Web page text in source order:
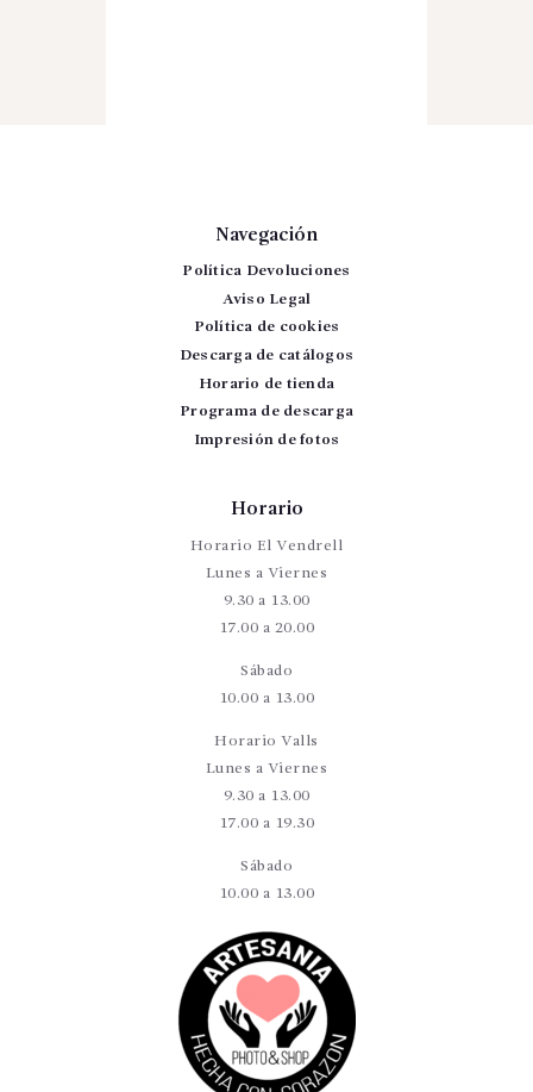
Navegación
Política Devoluciones
Aviso Legal
Política de cookies
Descarga de catálogos
Horario de tienda
Programa de descarga
Impresión de fotos
Horario
Horario El Vendrell
Lunes a Viernes
9.30 a 13.00
17.00 a 20.00
Sábado
10.00 a 13.00
Horario Valls
Lunes a Viernes
9.30 a 13.00
17.00 a 19.30
Sábado
10.00 a 13.00